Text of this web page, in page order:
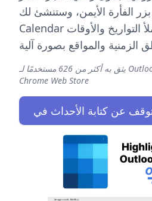
بزر الفأرة الأيمن، وستنشئ لك Text to Outlook
Calendar الحدث تلقائيًا. تُملأ التواريخ والأوقات
يثق به أكثر من 626 مستخدمًا لـ Outlook - تقييم 4 نجوم على متجر
Chrome Web Store